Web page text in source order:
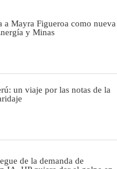
a Mayra Figueroa como nueva
y Minas
un viaje por las notas de la
de la demanda de